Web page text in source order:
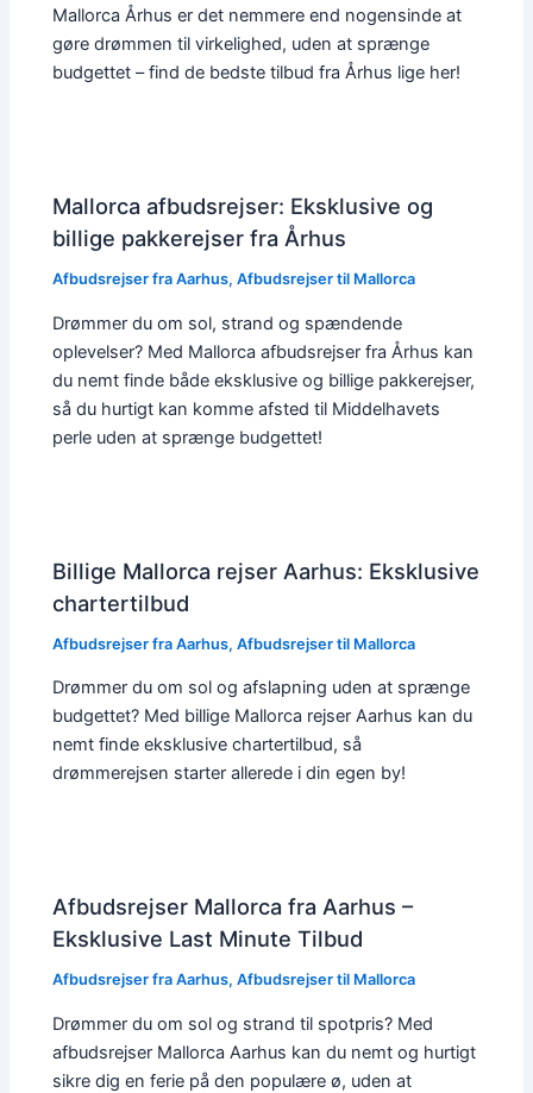
Mallorca Århus er det nemmere end nogensinde at
gøre drømmen til virkelighed, uden at sprænge
budgettet – find de bedste tilbud fra Århus lige her!
Mallorca afbudsrejser: Eksklusive og
billige pakkerejser fra Århus
Afbudsrejser fra Aarhus,Afbudsrejser til Mallorca
Drømmer du om sol, strand og spændende
oplevelser? Med Mallorca afbudsrejser fra Århus kan
du nemt finde både eksklusive og billige pakkerejser,
så du hurtigt kan komme afsted til Middelhavets
perle uden at sprænge budgettet!
Billige Mallorca rejser Aarhus: Eksklusive
chartertilbud
Afbudsrejser fra Aarhus,Afbudsrejser til Mallorca
Drømmer du om sol og afslapning uden at sprænge
budgettet? Med billige Mallorca rejser Aarhus kan du
nemt finde eksklusive chartertilbud, så
drømmerejsen starter allerede i din egen by!
Afbudsrejser Mallorca fra Aarhus –
Eksklusive Last Minute Tilbud
Afbudsrejser fra Aarhus,Afbudsrejser til Mallorca
Drømmer du om sol og strand til spotpris? Med
afbudsrejser Mallorca Aarhus kan du nemt og hurtigt
sikre dig en ferie på den populære ø, uden at